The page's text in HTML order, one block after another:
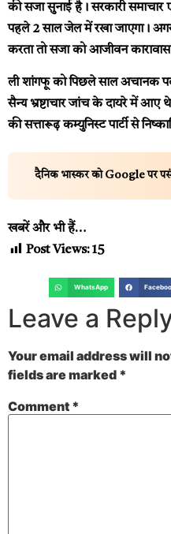
की सजा सुनाई है। सरकारी
पहले 2 साल जेल में रखा जाएगा।
करता तो सजा को आजीवन
ली शांगफू को पिछले साल अचानक
सैन्य भ्रष्टाचार जांच के दायरे में आए
की सत्तारूढ़ कम्युनिस्ट पार्टी से
दैनिक भास्कर को Google पर
खबरें और भी हैं…
Post Views:15
WhatsApp
Leave a
Your email address will
fields are marked *
Comment *